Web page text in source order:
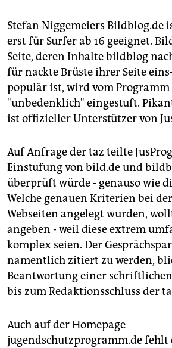
Stefan Niggemeiers Bildblog.de
erst für Surfer ab 16 geeignet.
Seite, deren Inhalte bildblog
für nackte Brüste ihrer Seite
populär ist, wird vom Programm
"unbedenklich" eingestuft.
ist offizieller Unterstützer von
Auf Anfrage der taz teilte
Einstufung von bild.de und
überprüft würde - genauso wie
Welche genauen Kriterien bei
Webseiten angelegt wurden,
angeben - weil diese extrem
komplex seien. Der
namentlich zitiert zu werden,
Beantwortung einer
bis zum Redaktionsschluss der
Auch auf der Homepage
jugendschutzprogramm.de fehlt